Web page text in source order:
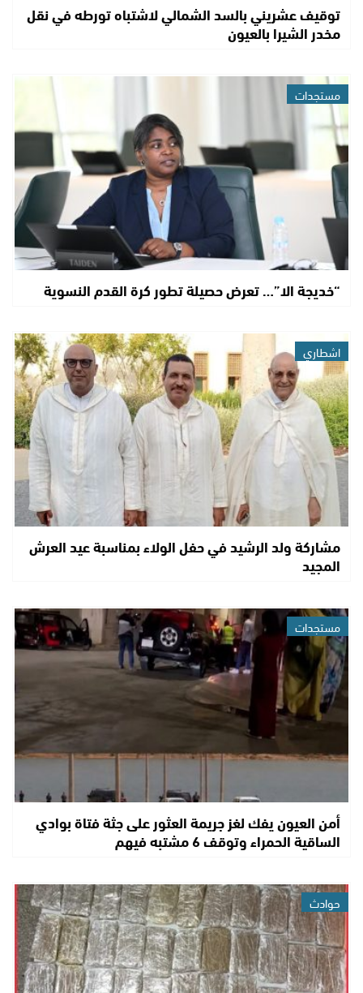
توقيف عشريني بالسد الشمالي لاشتباه تورطه في نقل
مخدر الشيرا بالعيون
مستجدات
“خديجة الا”… تعرض حصيلة تطور كرة القدم النسوية
اشطاري
مشاركة ولد الرشيد في حفل الولاء بمناسبة عيد العرش
المجيد
مستجدات
أمن العيون يفك لغز جريمة العثور على جثة فتاة بوادي
الساقية الحمراء وتوقف 6 مشتبه فيهم
حوادث